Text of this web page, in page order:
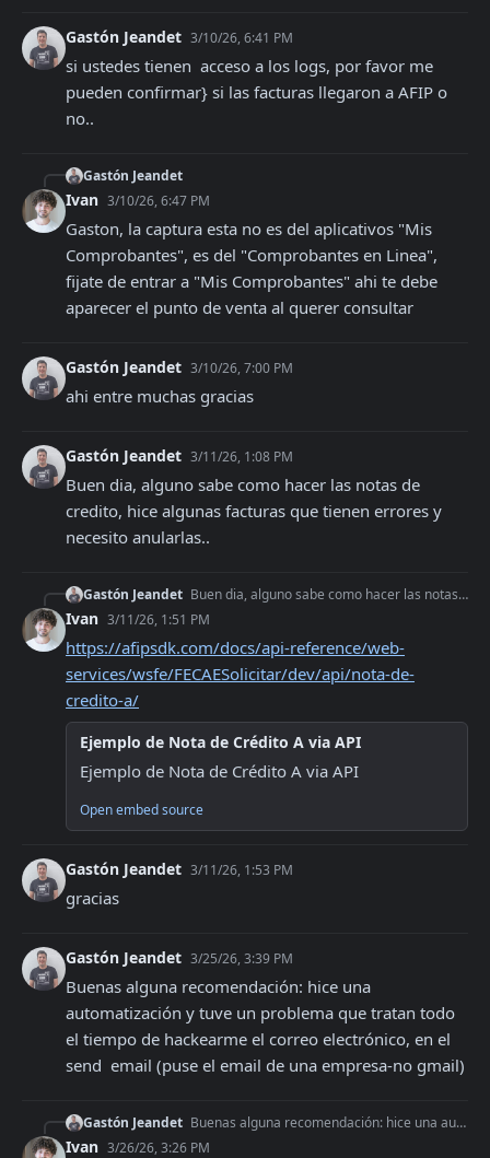
Gastón Jeandet 3/10/26, 6:41 PM
si ustedes tienen  acceso a los logs, por favor me
pueden confirmar} si las facturas llegaron a AFIP o
no..
Gastón Jeandet
Ivan 3/10/26, 6:47 PM
Gaston, la captura esta no es del aplicativos "Mis
Comprobantes", es del "Comprobantes en Linea",
fijate de entrar a "Mis Comprobantes" ahi te debe
aparecer el punto de venta al querer consultar
Gastón Jeandet 3/10/26, 7:00 PM
ahi entre muchas gracias
Gastón Jeandet 3/11/26, 1:08 PM
Buen dia, alguno sabe como hacer las notas de
credito, hice algunas facturas que tienen errores y
necesito anularlas..
Gastón Jeandet Buen dia, alguno sabe como hacer las notas de credito, hice algunas facturas que tienen errores y necesito anularlas..
Ivan 3/11/26, 1:51 PM
https://afipsdk.com/docs/api-reference/web-
services/wsfe/FECAESolicitar/dev/api/nota-de-
credito-a/
Ejemplo de Nota de Crédito A via API
Ejemplo de Nota de Crédito A via API
Open embed source
Gastón Jeandet 3/11/26, 1:53 PM
gracias
Gastón Jeandet 3/25/26, 3:39 PM
Buenas alguna recomendación: hice una
automatización y tuve un problema que tratan todo
el tiempo de hackearme el correo electrónico, en el
send  email (puse el email de una empresa-no gmail)
Gastón Jeandet Buenas alguna recomendación: hice una automatización y tuve un problema que tratan todo el tiempo de hackearme el correo electrónico, en el send email (puse el
Ivan 3/26/26, 3:26 PM